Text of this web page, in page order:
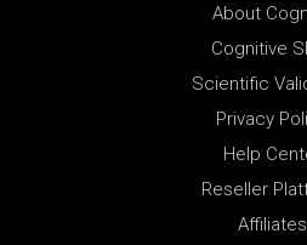
About
Cognitive
Scientific
Privacy
Help
Reseller
Affiliates